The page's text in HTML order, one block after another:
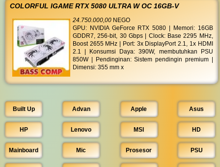
COLORFUL IGAME RTX 5080 ULTRA W OC 16GB-V
24.750.000,00 NEGO
GPU: NVIDIA GeForce RTX 5080 | Memori: 16GB
GDDR7, 256-bit, 30 Gbps | Clock: Base 2295 MHz,
Boost 2655 MHz | Port: 3x DisplayPort 2.1, 1x HDMI
2.1 | Konsumsi Daya: 390W, membutuhkan PSU
850W | Pendinginan: Sistem pendingin premium |
Dimensi: 355 mm x
Built Up Advan Apple Asus
HP Lenovo MSI HD
Mainboard Mic Prosesor PSU